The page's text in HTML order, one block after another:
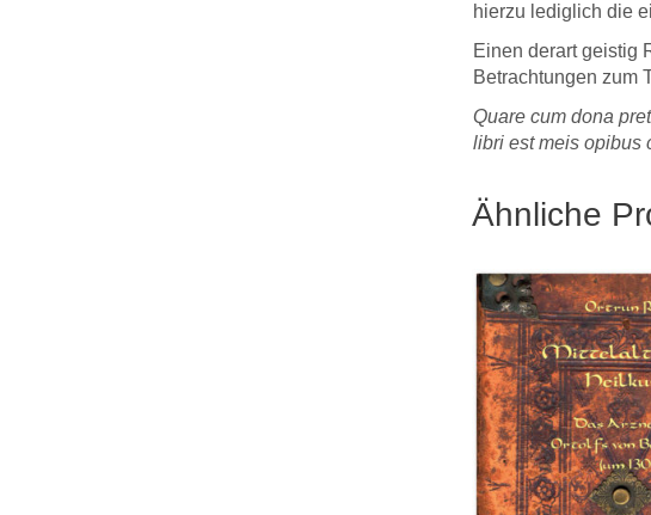
hierzu lediglich die
Einen derart geistig
Betrachtungen zum
Quare cum dona
libri est meis opibus
Ähnliche